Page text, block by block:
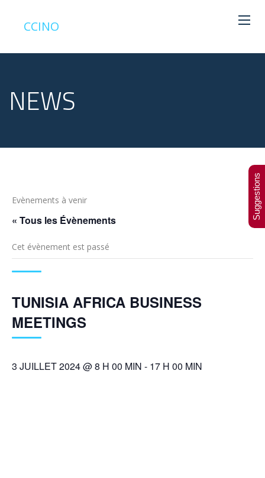
CCINO
NEWS
Evènements à venir
« Tous les Évènements
Cet évènement est passé
TUNISIA AFRICA BUSINESS
MEETINGS
3 JUILLET 2024 @ 8 H 00 MIN - 17 H 00 MIN
Suggestions